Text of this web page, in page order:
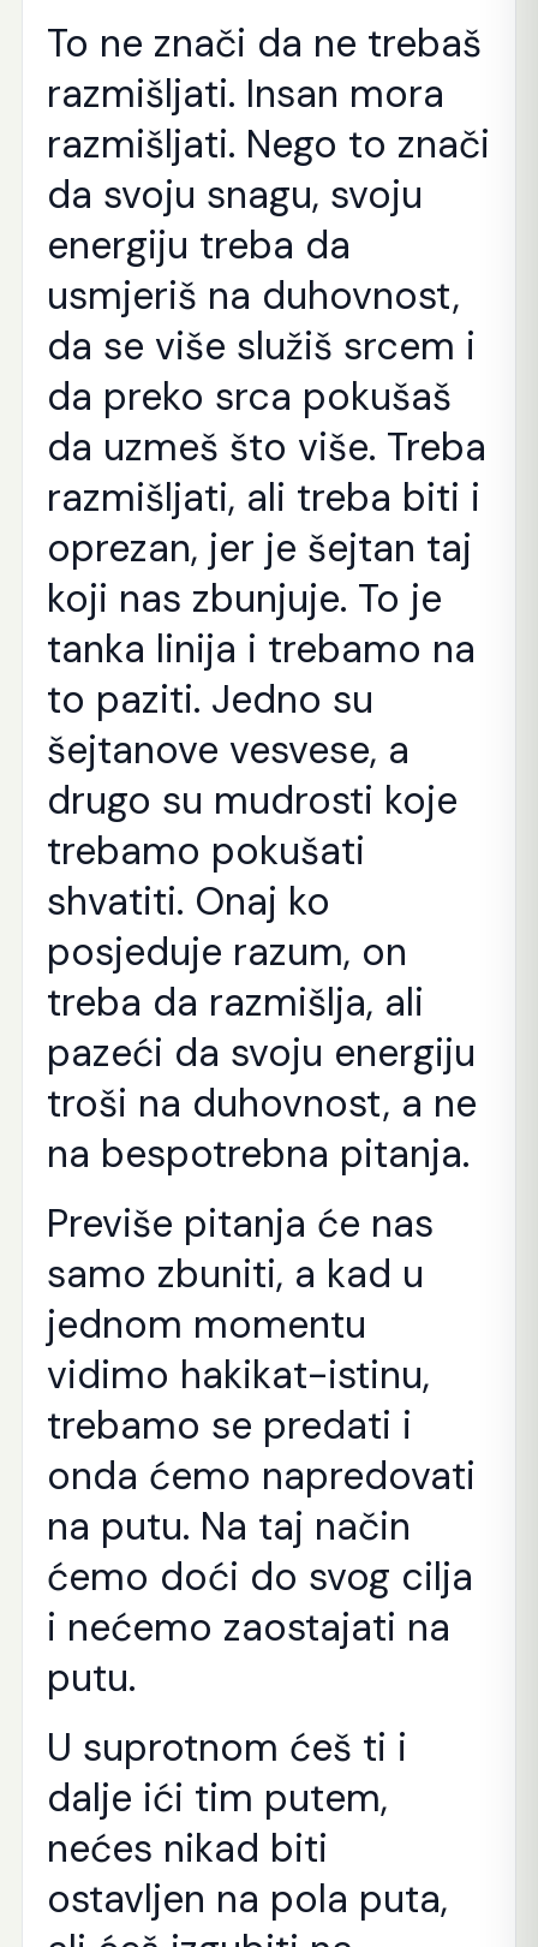
To ne znači da ne trebaš
razmišljati. Insan mora
razmišljati. Nego to znači
da svoju snagu, svoju
energiju treba da
usmjeriš na duhovnost,
da se više služiš srcem i
da preko srca pokušaš
da uzmeš što više. Treba
razmišljati, ali treba biti i
oprezan, jer je šejtan taj
koji nas zbunjuje. To je
tanka linija i trebamo na
to paziti. Jedno su
šejtanove vesvese, a
drugo su mudrosti koje
trebamo pokušati
shvatiti. Onaj ko
posjeduje razum, on
treba da razmišlja, ali
pazeći da svoju energiju
troši na duhovnost, a ne
na bespotrebna pitanja.
Previše pitanja će nas
samo zbuniti, a kad u
jednom momentu
vidimo hakikat-istinu,
trebamo se predati i
onda ćemo napredovati
na putu. Na taj način
ćemo doći do svog cilja
i nećemo zaostajati na
putu.
U suprotnom ćeš ti i
dalje ići tim putem,
nećes nikad biti
ostavljen na pola puta,